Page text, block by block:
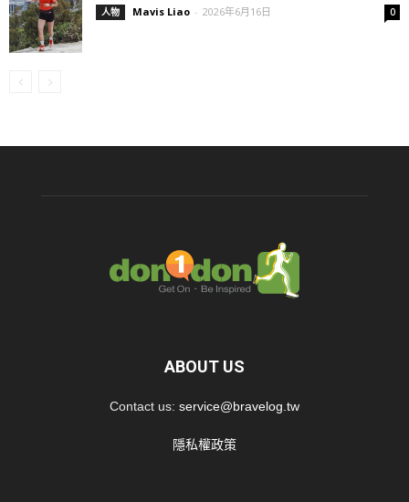
人物 Mavis Liao - 2026年6月16日 0
ABOUT US
Contact us: service@bravelog.tw
隱私權政策